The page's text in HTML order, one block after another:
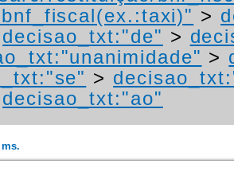
>
decisao_txt:"de" >
>
>
decisao_txt:"ao"